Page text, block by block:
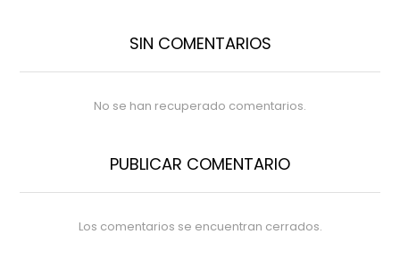
SIN COMENTARIOS
No se han recuperado comentarios.
PUBLICAR COMENTARIO
Los comentarios se encuentran cerrados.